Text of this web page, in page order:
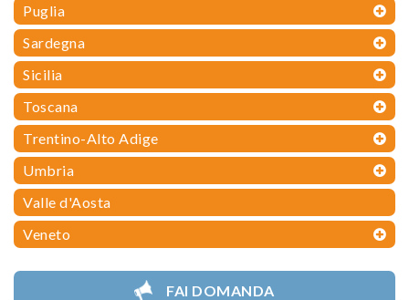
Puglia
Sardegna
Sicilia
Toscana
Trentino-Alto Adige
Umbria
Valle d'Aosta
Veneto
FAI DOMANDA